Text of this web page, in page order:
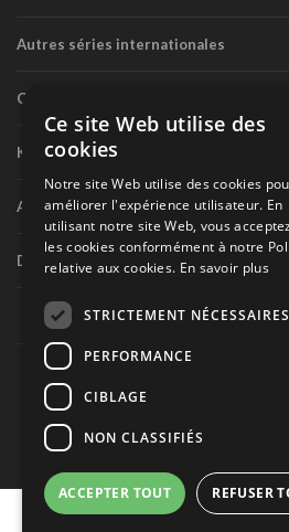
Autres séries internationales
Circuit routier canadien
Karting
Autres séries nationales
Divers
Tous droits réservés © Les Éditions
Ce site est produit et hébergé par
Politique de confidentialité et
Ce site Web utilise des
cookies
Notre site Web utilise des cookies
améliorer l'expérience utilisateur. En
utilisant notre site Web, vous
les cookies conformément à notre
relative aux cookies. En savoir plus
STRICTEMENT NÉCESSAIRES
PERFORMANCE
CIBLAGE
NON CLASSIFIÉS
ACCEPTER TOUT REFUSER